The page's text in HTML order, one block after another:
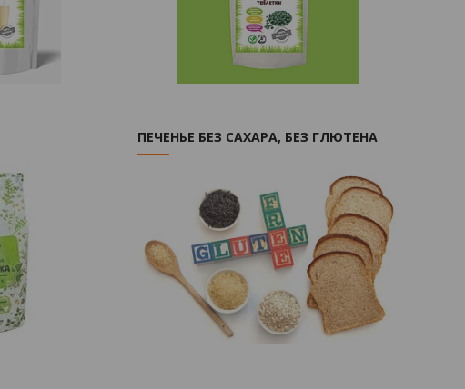
ПЕЧЕНЬЕ БЕЗ САХАРА, БЕЗ ГЛЮТЕНА